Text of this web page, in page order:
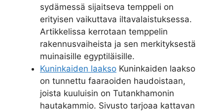
sydämessä sijaitseva temppeli on
erityisen vaikuttava iltavalaistuksessa.
Artikkelissa kerrotaan temppelin
rakennusvaiheista ja sen merkityksestä
muinaisille egyptiläisille.
Kuninkaiden laakso Kuninkaiden laakso
on tunnettu faaraoiden haudoistaan,
joista kuuluisin on Tutankhamonin
hautakammio. Sivusto tarjoaa kattavan